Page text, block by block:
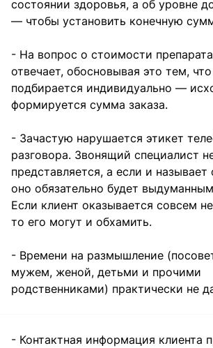
состоянии здоровья, а об уровне
— чтобы установить конечную
- На вопрос о стоимости
отвечает, обосновывая это тем,
подбирается индивидуально —
формируется сумма заказа.
- Зачастую нарушается этикет
разговора. Звонящий специалист
представляется, а если и
оно обязательно будет
Если клиент оказывается совсем
то его могут и обхамить.
- Времени на размышление
мужем, женой, детьми и прочими
родственниками) практически не
- Контактная информация клиента